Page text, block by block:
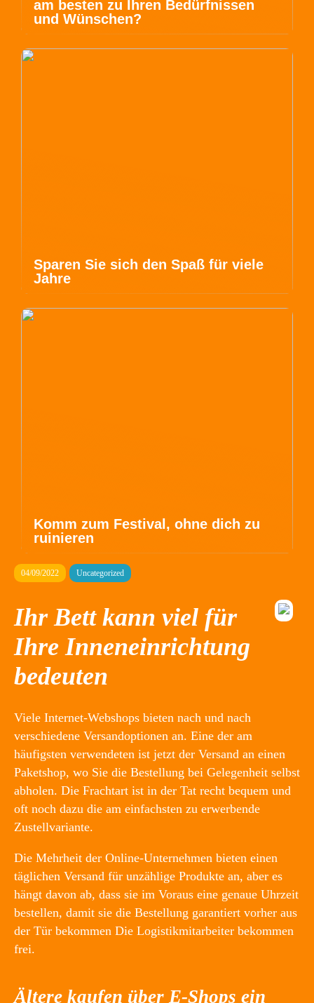
am besten zu Ihren Bedürfnissen
und Wünschen?
Sparen Sie sich den Spaß für viele
Jahre
Komm zum Festival, ohne dich zu
ruinieren
04/09/2022 Uncategorized
Ihr Bett kann viel für
Ihre Inneneinrichtung
bedeuten
Viele Internet-Webshops bieten nach und nach
verschiedene Versandoptionen an. Eine der am
häufigsten verwendeten ist jetzt der Versand an einen
Paketshop, wo Sie die Bestellung bei Gelegenheit selbst
abholen. Die Frachtart ist in der Tat recht bequem und
oft noch dazu die am einfachsten zu erwerbende
Zustellvariante.
Die Mehrheit der Online-Unternehmen bieten einen
täglichen Versand für unzählige Produkte an, aber es
hängt davon ab, dass sie im Voraus eine genaue Uhrzeit
bestellen, damit sie die Bestellung garantiert vorher aus
der Tür bekommen Die Logistikmitarbeiter bekommen
frei.
Ältere kaufen über E-Shops ein